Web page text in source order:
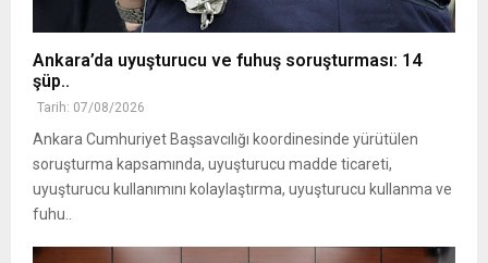
Ankara’da uyuşturucu ve fuhuş soruşturması: 14
şüp..
Tarih: 07/08/2026
Ankara Cumhuriyet Başsavcılığı koordinesinde yürütülen
soruşturma kapsamında, uyuşturucu madde ticareti,
uyuşturucu kullanımını kolaylaştırma, uyuşturucu kullanma ve
fuhu..